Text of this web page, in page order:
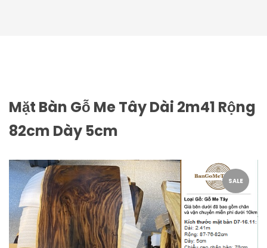
Mặt Bàn Gỗ Me Tây Dài 2m41 Rộng
82cm Dày 5cm
SALE